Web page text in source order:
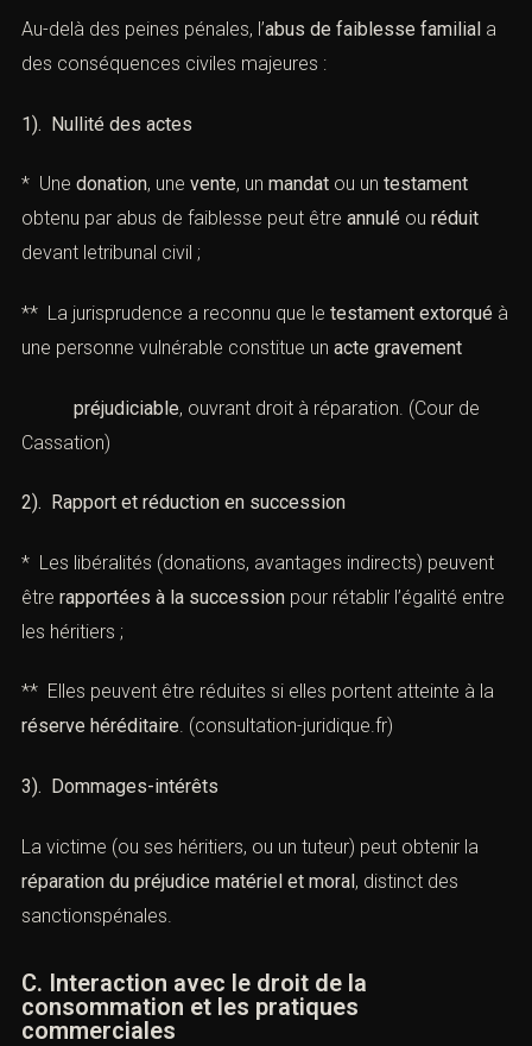
Au-delà des peines pénales, l’abus de faiblesse familial a
des conséquences civiles majeures :
1). Nullité des actes
* Une donation, une vente, un mandat ou un testament
obtenu par abus de faiblesse peut être annulé ou réduit
devant letribunal civil ;
** La jurisprudence a reconnu que le testament extorqué à
une personne vulnérable constitue un acte gravement
préjudiciable, ouvrant droit à réparation. (Cour de
Cassation)
2). Rapport et réduction en succession
* Les libéralités (donations, avantages indirects) peuvent
être rapportées à la succession pour rétablir l’égalité entre
les héritiers ;
** Elles peuvent être réduites si elles portent atteinte à la
réserve héréditaire. (consultation-juridique.fr)
3). Dommages-intérêts
La victime (ou ses héritiers, ou un tuteur) peut obtenir la
réparation du préjudice matériel et moral, distinct des
sanctionspénales.
C. Interaction avec le droit de la
consommation et les pratiques
commerciales